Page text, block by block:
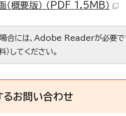
（概要版） （PDF 1.5MB）
合には、Adobe Readerが必要で
）してください。
るお問い合わせ